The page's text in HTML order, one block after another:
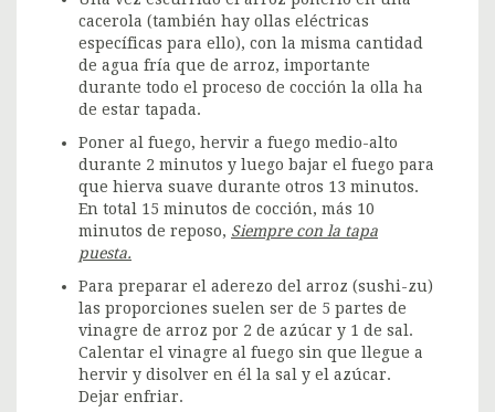
cacerola (también hay ollas eléctricas
específicas para ello), con la misma cantidad
de agua fría que de arroz, importante
durante todo el proceso de cocción la olla ha
de estar tapada.
Poner al fuego, hervir a fuego medio-alto
durante 2 minutos y luego bajar el fuego para
que hierva suave durante otros 13 minutos.
En total 15 minutos de cocción, más 10
minutos de reposo, Siempre con la tapa
puesta.
Para preparar el aderezo del arroz (sushi-zu)
las proporciones suelen ser de 5 partes de
vinagre de arroz por 2 de azúcar y 1 de sal.
Calentar el vinagre al fuego sin que llegue a
hervir y disolver en él la sal y el azúcar.
Dejar enfriar.